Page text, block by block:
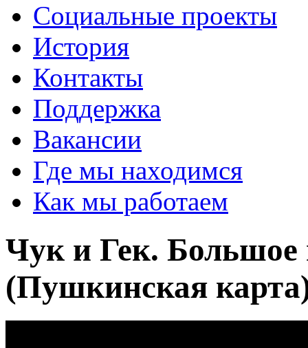
Социальные проекты
История
Контакты
Поддержка
Вакансии
Где мы находимся
Как мы работаем
Чук и Гек. Большое
(Пушкинская